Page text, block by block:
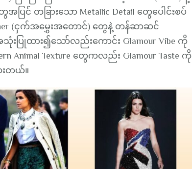
ြင် တခြားသော Metallic Detail တွေပေါင်းစပ်
(ငှက်အမွှေးအတောင်) တွေနဲ့ တန်ဆာဆင်
ြုထား၍သော်လည်းကောင်း Glamour Vibe ကို
Animal Texture တွေကလည်း Glamour Taste ကို
းတယ်။